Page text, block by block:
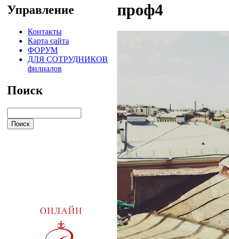
Управление
Контакты
Карта сайта
ФОРУМ
ДЛЯ СОТРУДНИКОВ
филиалов
Поиск
проф4